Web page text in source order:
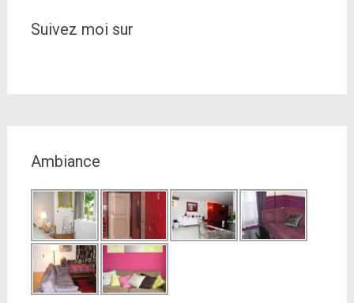
Suivez moi sur
Ambiance